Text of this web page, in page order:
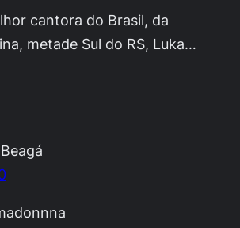
cantora do Brasil, da
metade Sul do RS, Luka…